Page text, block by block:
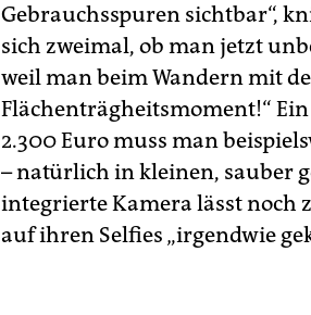
Gebrauchsspuren sichtbar“,
sich zweimal, ob man jetzt
weil man beim Wandern mit
Flächenträgheitsmoment!“
2.300 Euro muss man
– natürlich in kleinen, sauber
integrierte Kamera lässt noch
auf ihren Selfies „irgendwie